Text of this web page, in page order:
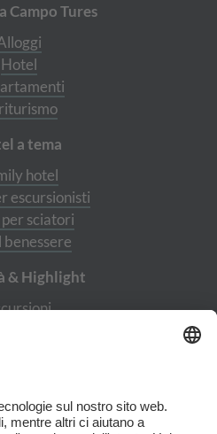
Campo Tures
Hotel
a tema
hotel
escursionisti
sciatori
benessere
& Highlight
Ahrntal